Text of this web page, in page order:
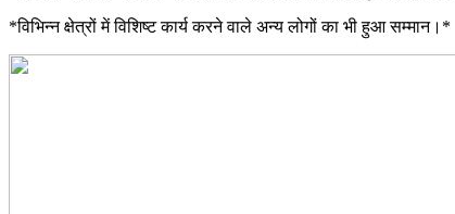
*विभिन्न क्षेत्रों में विशिष्ट कार्य करने वाले अन्य लोगों का भी हुआ सम्मान।*